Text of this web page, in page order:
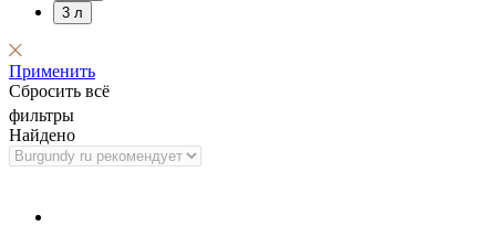
3 л
Применить
Сбросить всё
фильтры
Найдено